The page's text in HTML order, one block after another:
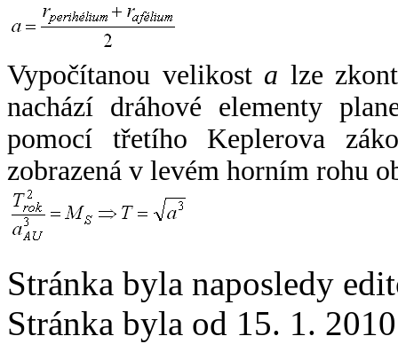
Vypočítanou velikost a lze
nachází dráhové elementy
pomocí třetího Keplerova
zobrazená v levém horním rohu
Stránka byla naposledy
Stránka byla od 15. 1.